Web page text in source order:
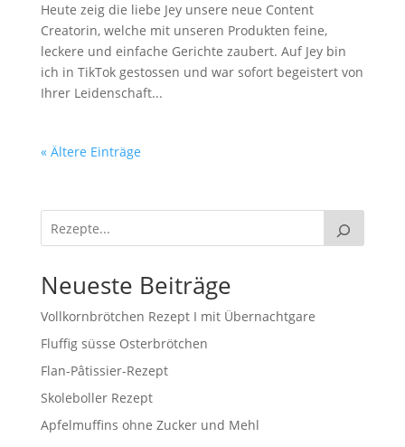
Heute zeig die liebe Jey unsere neue Content
Creatorin, welche mit unseren Produkten feine,
leckere und einfache Gerichte zaubert. Auf Jey bin
ich in TikTok gestossen und war sofort begeistert von
Ihrer Leidenschaft...
« Ältere Einträge
Neueste Beiträge
Vollkornbrötchen Rezept I mit Übernachtgare
Fluffig süsse Osterbrötchen
Flan-Pâtissier-Rezept
Skoleboller Rezept
Apfelmuffins ohne Zucker und Mehl